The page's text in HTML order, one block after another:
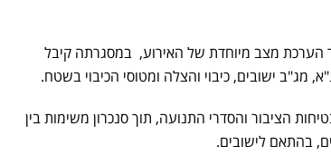
הערכת מצב מיוחדת של האירוע, במסגרתה קיבל
מג"ב ישובים, כיבוי והצלה ומטוסי הכיבוי בשטח.
הציבור והסדרי התנועה, תוך סנכרון משימות בין
בהתאם לישובים.